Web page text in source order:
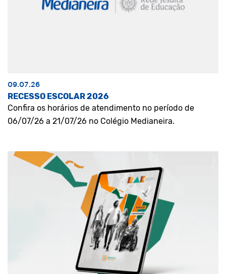
09.07.26
RECESSO ESCOLAR 2026
Confira os horários de atendimento no período de
06/07/26 a 21/07/26 no Colégio Medianeira.